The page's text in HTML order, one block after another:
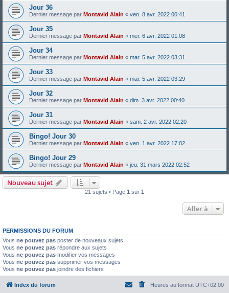
Jour 36
Dernier message par Montavid Alain « ven. 8 avr. 2022 00:41
Jour 35
Dernier message par Montavid Alain « mer. 6 avr. 2022 01:08
Jour 34
Dernier message par Montavid Alain « mar. 5 avr. 2022 03:31
Jour 33
Dernier message par Montavid Alain « mar. 5 avr. 2022 03:29
Jour 32
Dernier message par Montavid Alain « dim. 3 avr. 2022 00:40
Jour 31
Dernier message par Montavid Alain « sam. 2 avr. 2022 02:20
Bingo! Jour 30
Dernier message par Montavid Alain « ven. 1 avr. 2022 17:02
Bingo! Jour 29
Dernier message par Montavid Alain « jeu. 31 mars 2022 02:52
Nouveau sujet
21 sujets • Page 1 sur 1
Aller à
PERMISSIONS DU FORUM
Vous ne pouvez pas poster de nouveaux sujets
Vous ne pouvez pas répondre aux sujets
Vous ne pouvez pas modifier vos messages
Vous ne pouvez pas supprimer vos messages
Vous ne pouvez pas joindre des fichiers
Index du forum Heures au format UTC+02:00